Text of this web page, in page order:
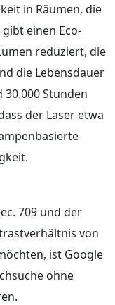
in Räumen, die
einen Eco-
reduziert, die
die Lebensdauer
30.000 Stunden
der Laser etwa
709 und der
von
ist Google
ohne